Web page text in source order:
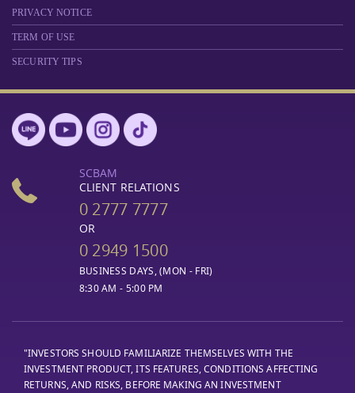
PRIVACY NOTICE
TERM OF USE
SECURITY TIPS
SCBAM
CLIENT RELATIONS
0 2777 7777
OR
0 2949 1500
BUSINESS DAYS, (MON - FRI)
8:30 AM - 5:00 PM
"INVESTORS SHOULD FAMILIARIZE THEMSELVES WITH THE
INVESTMENT PRODUCT, ITS FEATURES, CONDITIONS AFFECTING
RETURNS, AND RISKS, BEFORE MAKING AN INVESTMENT